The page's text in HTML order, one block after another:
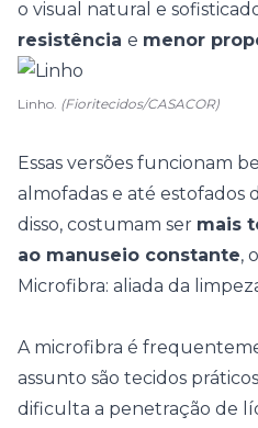
o visual natural e
resistência e menor
Linho. (Fioritecidos/CASACOR)
Essas versões funcionam
almofadas e até estofados
disso, costumam ser mais
ao manuseio constante,
Microfibra: aliada da
A microfibra é
assunto são tecidos
dificulta a penetração de